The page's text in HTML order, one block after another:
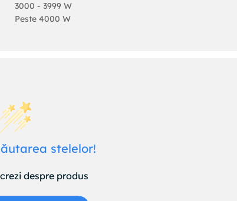
3000 - 3999 W
Peste 4000 W
stelelor!
despre produs